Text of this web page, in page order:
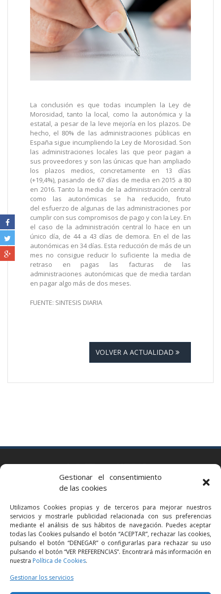
Gestionar el consentimiento
de las cookies
Utilizamos Cookies propias y de terceros para mejorar nuestros
servicios y mostrarle publicidad relacionada con sus preferencias
mediante el análisis de sus hábitos de navegación. Puedes aceptar
todas las Cookies pulsando el botón “ACEPTAR”, rechazar las cookies,
pulsando el botón “DENEGAR” o configurarlas para rechazar su uso
pulsando el botón “VER PREFERENCIAS”. Encontrará más información en
nuestra Política de Cookies.
Gestionar los servicios
La conclusión es que todas incumplen la Ley de
Morosidad, tanto la local, como la autonómica y la
estatal, a pesar de la leve mejoría en los plazos. De
hecho, el 80% de las administraciones públicas en
España sigue incumpliendo la Ley de Morosidad. Son
las administraciones locales las que peor pagan a
sus proveedores y son las únicas que han ampliado
los plazos medios, concretamente en 13 días
(+19,4%), pasando de 67 días de media en 2015 a 80
en 2016. Tanto la media de la administración central
como las autonómicas se ha reducido, fruto
del esfuerzo de algunas de las administraciones por
cumplir con sus compromisos de pago y con la Ley. En
el caso de la administración central lo hace en un
único día, de 44 a 43 días de demora. En el de las
autonómicas en 34 días. Esta reducción de más de un
mes no consigue reducir lo suficiente la media de
retraso en pagas las facturas de las
administraciones autonómicas que de media tardan
en pagar algo más de dos meses.
FUENTE: SINTESIS DIARIA
VOLVER A ACTUALIDAD
Via Augusta 2 bis, 3º, 08006 Barcelona
bcn@bellavistalegal.eu
GRANOLLERS
C/ Sant Jaume, 16 1r, 08401 Granollers (Bcn)
+34 93 860 39 60
grn@bellavistalegal.eu
MADRID
C/ Serrano 114, 2º izq. 28006 Madrid.